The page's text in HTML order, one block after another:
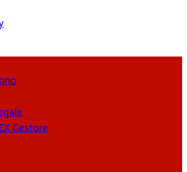
Gestore